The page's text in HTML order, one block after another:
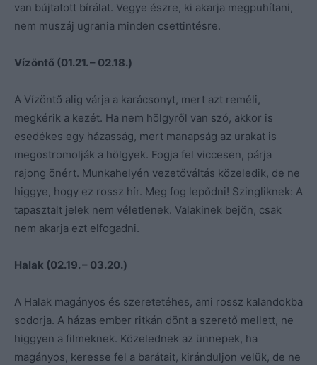
van bújtatott bírálat. Vegye észre, ki akarja megpuhítani,
nem muszáj ugrania minden csettintésre.
Vízöntő (01.21. – 02.18.)
A Vízöntő alig várja a karácsonyt, mert azt reméli,
megkérik a kezét. Ha nem hölgyről van szó, akkor is
esedékes egy házasság, mert manapság az urakat is
megostromolják a hölgyek. Fogja fel viccesen, párja
rajong önért. Munkahelyén vezetőváltás közeledik, de ne
higgye, hogy ez rossz hír. Meg fog lepődni! Szingliknek: A
tapasztalt jelek nem véletlenek. Valakinek bejön, csak
nem akarja ezt elfogadni.
Halak (02.19. – 03.20.)
A Halak magányos és szeretetéhes, ami rossz kalandokba
sodorja. A házas ember ritkán dönt a szerető mellett, ne
higgyen a filmeknek. Közelednek az ünnepek, ha
magányos, keresse fel a barátait, kiránduljon velük, de ne